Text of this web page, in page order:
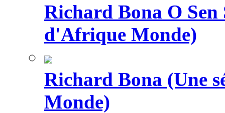
Richard Bona O Sen
d'Afrique Monde)
Richard Bona (Une
Monde)